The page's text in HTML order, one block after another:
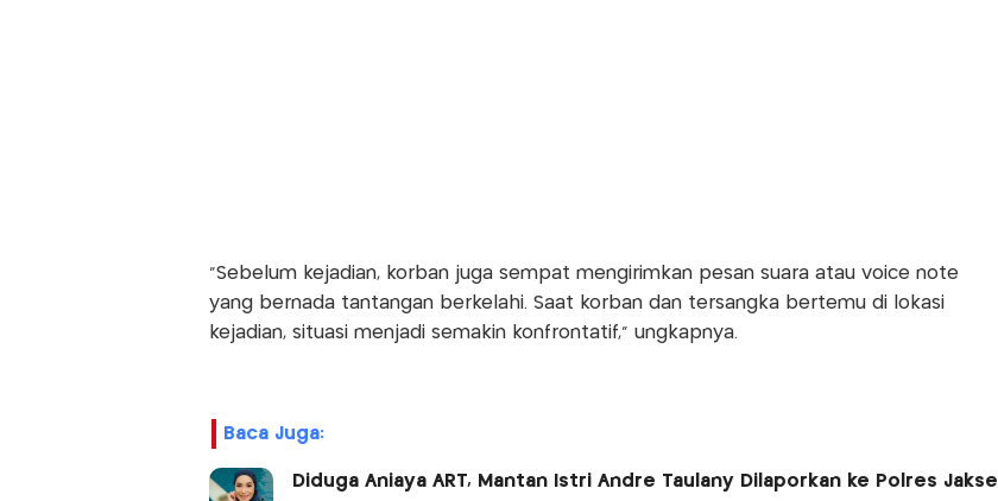
"Sebelum kejadian, korban juga sempat mengirimkan pesan suara atau voice note
yang bernada tantangan berkelahi. Saat korban dan tersangka bertemu di lokasi
kejadian, situasi menjadi semakin konfrontatif,” ungkapnya.
Baca Juga:
Diduga Aniaya ART, Mantan Istri Andre Taulany Dilaporkan ke Polres Jaksel